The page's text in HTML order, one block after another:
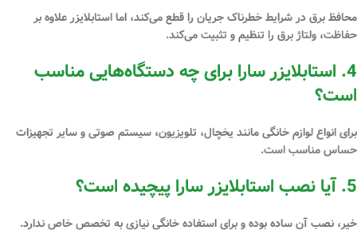
محافظ برق در شرایط خطرناک جریان را قطع می‌کند، اما استابلایزر علاوه بر
حفاظت، ولتاژ برق را تنظیم و تثبیت می‌کند.
4. استابلایزر سارا برای چه دستگاه‌هایی مناسب
است؟
برای انواع لوازم خانگی مانند یخچال، تلویزیون، سیستم صوتی و سایر تجهیزات
حساس مناسب است.
5. آیا نصب استابلایزر سارا پیچیده است؟
خیر، نصب آن ساده بوده و برای استفاده خانگی نیازی به تخصص خاص ندارد.